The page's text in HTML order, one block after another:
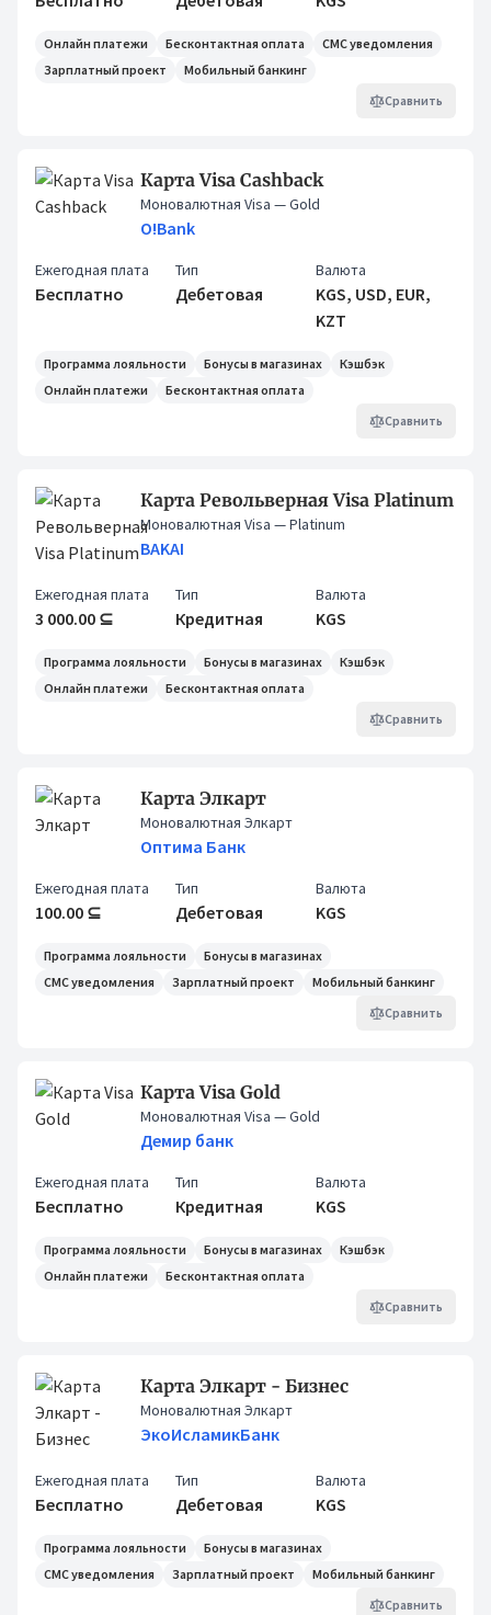
Онлайн платежи Бесконтактная оплата
СМС уведомления
Зарплатный проект
Мобильный банкинг
Сравнить
Карта Visa Cashback
Моновалютная Visa — Gold
O!Bank
Ежегодная плата
Бесплатно
Тип
Дебетовая
Валюта
KGS, USD, EUR,
KZT
Программа лояльности Бонусы в магазинах
Кэшбэк
Онлайн платежи
Бесконтактная оплата
Сравнить
Карта Револьверная Visa Platinum
Моновалютная Visa — Platinum
BAKAI
Ежегодная плата
3 000.00 ⊆
Тип
Кредитная
Валюта
KGS
Программа лояльности Бонусы в магазинах
Кэшбэк
Онлайн платежи
Бесконтактная оплата
Сравнить
Карта Элкарт
Моновалютная Элкарт
Оптима Банк
Ежегодная плата
100.00 ⊆
Тип
Дебетовая
Валюта
KGS
Программа лояльности
Бонусы в магазинах
СМС уведомления
Зарплатный проект
Мобильный банкинг
Сравнить
Карта Visa Gold
Моновалютная Visa — Gold
Демир банк
Ежегодная плата
Бесплатно
Тип
Кредитная
Валюта
KGS
Программа лояльности Бонусы в магазинах
Кэшбэк
Онлайн платежи
Бесконтактная оплата
Сравнить
Карта Элкарт - Бизнес
Моновалютная Элкарт
ЭкоИсламикБанк
Ежегодная плата
Бесплатно
Тип
Дебетовая
Валюта
KGS
Программа лояльности
Бонусы в магазинах
СМС уведомления
Зарплатный проект
Мобильный банкинг
Сравнить